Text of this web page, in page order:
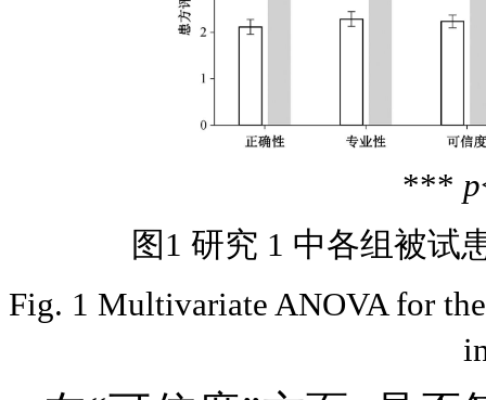
*** p
图1 研究 1 中各组被试
Fig. 1 Multivariate ANOVA for